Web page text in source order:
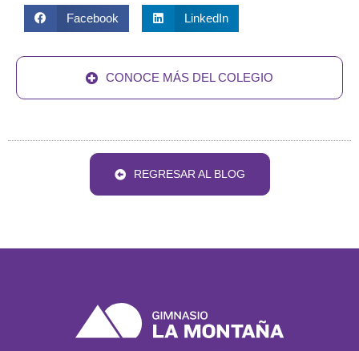
Facebook LinkedIn
CONOCE MÁS DEL COLEGIO
REGRESAR AL BLOG